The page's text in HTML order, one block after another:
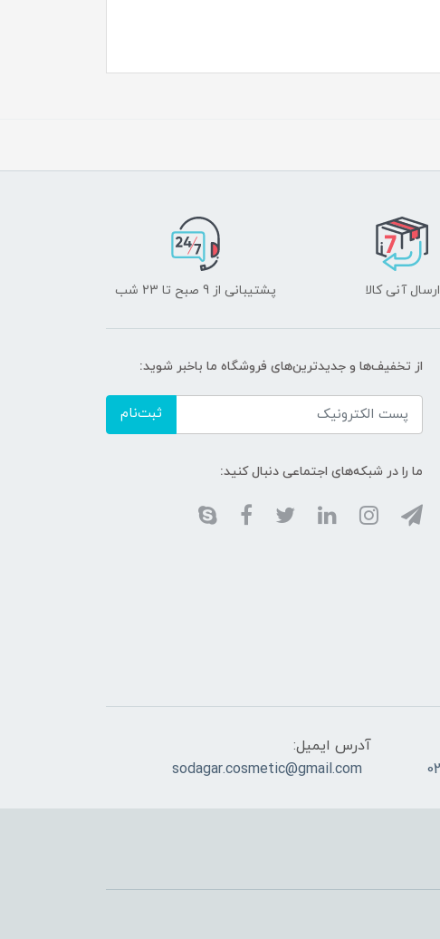
ارسال آنی کالا پشتیبانی از 9 صبح تا 23 شب
از تخفیف‌ها و جدیدترین‌های فروشگاه ما باخبر شوید:
ثبت‌نام
ما را در شبکه‌های اجتماعی دنبال کنید:
آدرس ایمیل:
sodagar.cosmetic@gmail.com